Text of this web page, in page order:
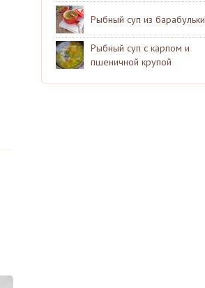
Рыбный суп из барабульки
Рыбный суп с карпом и
пшеничной крупой